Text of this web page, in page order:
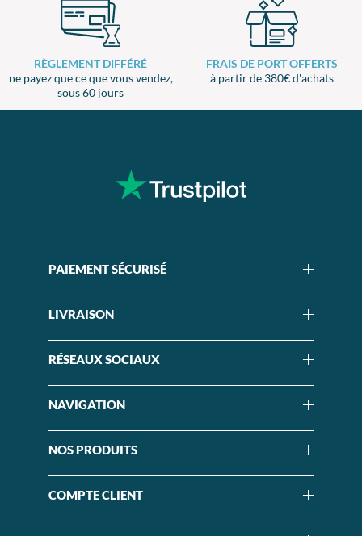
RÈGLEMENT DIFFÉRÉ
ne payez que ce que vous vendez,
sous 60 jours
FRAIS DE PORT OFFERTS
à partir de 380€ d'achats
PAIEMENT SÉCURISÉ
LIVRAISON
RÉSEAUX SOCIAUX
NAVIGATION
NOS PRODUITS
COMPTE CLIENT